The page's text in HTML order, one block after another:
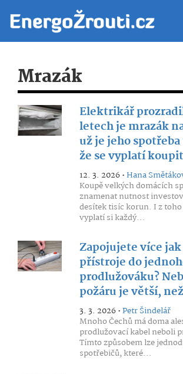
Mrazák
Elektrikář
letech je mrazák
už je jeho
že se vyplatí
12. 3. 2026 •Hana
Koupě velkých domácích
znamenat nutnost
desítek tisíc korun. I z toho
vyplatí si každý...
Zapojujete více
přístroje do
prodlužováku?
požáru je větší,
3. 3. 2026 •Petr Šindelář
Mnoho Čechů má doma
prodlužovací kabel neboli
Tímto způsobem lze
spotřebičů, které...